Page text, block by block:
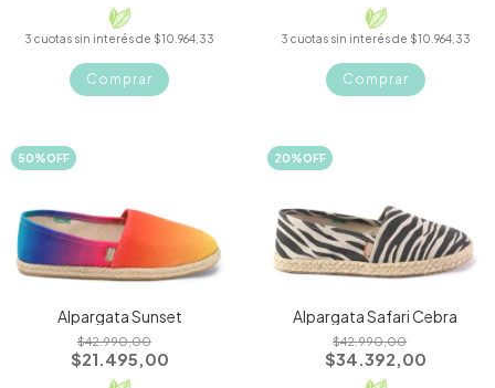
3 cuotas sin interés de $10.964,33
Comprar
3 cuotas sin interés de $10.964,33
Comprar
50%OFF
Alpargata Sunset
$42.990,00
$21.495,00
20%OFF
Alpargata Safari Cebra
$42.990,00
$34.392,00